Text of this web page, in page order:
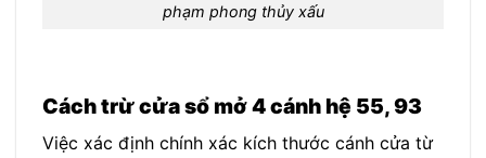
phạm phong thủy xấu
Cách trừ cửa sổ mở 4 cánh hệ 55, 93
Việc xác định chính xác kích thước cánh cửa từ